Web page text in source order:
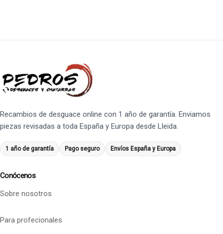
Recambios de desguace online con 1 año de garantía. Enviamos
piezas revisadas a toda España y Europa desde Lleida.
1 año de garantía Pago seguro Envíos España y Europa
Conócenos
Sobre nosotros
Para profecionales